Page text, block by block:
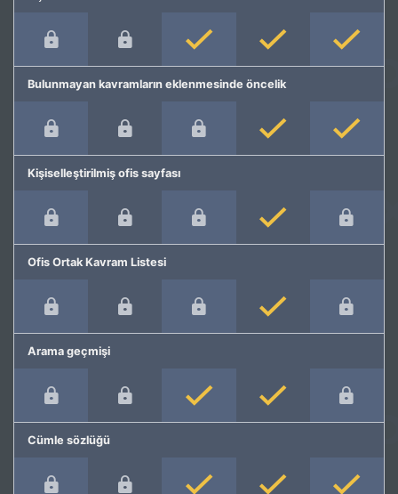
Bulunmayan kavramların eklenmesinde öncelik
Kişiselleştirilmiş ofis sayfası
Ofis Ortak Kavram Listesi
Arama geçmişi
Cümle sözlüğü